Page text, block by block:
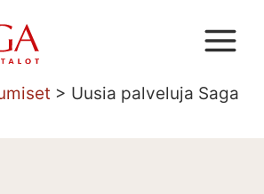
> Uusia palveluja Saga